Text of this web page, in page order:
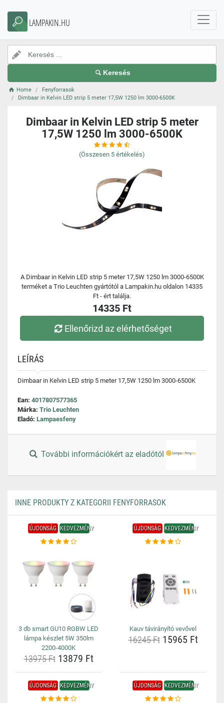
LAMPAKIN.HU
Keresés
Home
Fenyforrasok
Dimbaar in Kelvin LED strip 5 meter 17,5W 1250 lm 3000-6500K
Dimbaar in Kelvin LED strip 5 meter
17,5W 1250 lm 3000-6500K
(Összesen 5 értékelés)
A Dimbaar in Kelvin LED strip 5 meter 17,5W 1250 lm 3000-6500K
terméket a Trio Leuchten gyártótól a Lampakin.hu oldalon 14335
Ft - ért találja.
14335 Ft
Ellenőrizd az elérhetőséget
LEÍRÁS
Dimbaar in Kelvin LED strip 5 meter 17,5W 1250 lm 3000-6500K
Ean: 4017807577365
Márka: Trio Leuchten
Eladó: Lampaesfeny
További információkért az eladótól
INNE PRODUKTY Z KATEGORII FENYFORRASOK
ÚJDONSÁG KEDVEZMÉNY
3 db smart GU10 RGBW LED
lámpa készlet 5W 350lm
2200-4000K
13975 Ft13879 Ft
ÚJDONSÁG KEDVEZMÉNY
Kauv távirányító vevővel
16245 Ft15965 Ft
ÚJDONSÁG KEDVEZMÉNY ÚJDONSÁG KEDVEZMÉNY